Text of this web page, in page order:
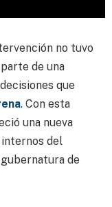
no tuvo
de una
que
. Con esta
una nueva
del
de